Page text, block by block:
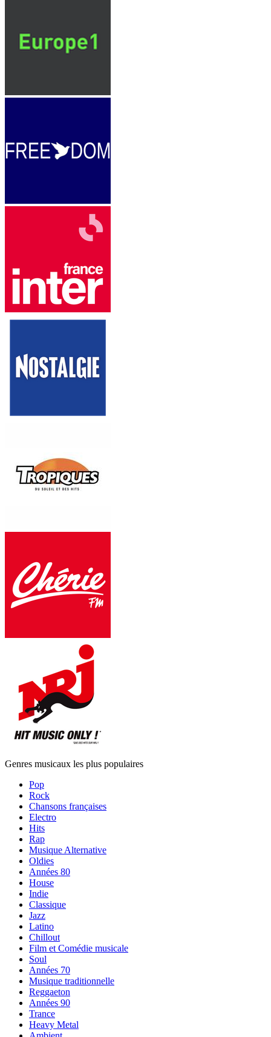
Genres musicaux les plus populaires
Pop
Rock
Chansons françaises
Electro
Hits
Rap
Musique Alternative
Oldies
Années 80
House
Indie
Classique
Jazz
Latino
Chillout
Film et Comédie musicale
Soul
Années 70
Musique traditionnelle
Reggaeton
Années 90
Trance
Heavy Metal